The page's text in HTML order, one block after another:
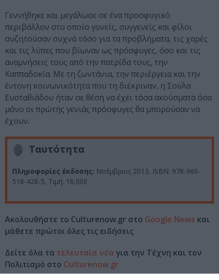
Γεννήθηκε και μεγάλωσε σε ένα προσφυγικό
περιβάλλον στο οποίο γονείς, συγγενείς και φίλοι
συζητούσαν συχνά τόσο για τα προβλήματα, τις χαρές
και τις λύπες που βίωναν ως πρόσφυγες, όσο και τις
αναμνήσεις τους από την πατρίδα τους, την
Καππαδοκία. Με τη ζωντάνια, την περιέργεια και την
έντονη κοινωνικότητα που τη διέκριναν, η Σούλα
Eυσταθιάδου ήταν σε θέση να έχει τόσα ακούσματα όσα
μόνο οι πρώτης γενιάς πρόσφυγες θα μπορούσαν να
έχουν.
Ταυτότητα
Πληροφορίες έκδοσης: Νοέμβριος 2013, ISBN: 978-960-
518-428-5, Τιμή: 16,00Ε
Ακολουθήστε το Culturenow.gr στο Google News και
μάθετε πρώτοι όλες τις ειδήσεις
Δείτε όλα τα τελευταία νέα για την Τέχνη και τον
Πολιτισμό στο Culturenow.gr